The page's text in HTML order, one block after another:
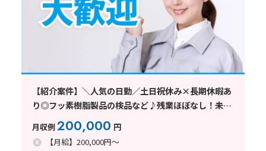
【紹介案件】＼人気の日勤／土日祝休み×長期休暇あ
り◎フッ素樹脂製品の検品など♪残業ほぼなし！未経
月収例200,000 円
【月給】200,000円～